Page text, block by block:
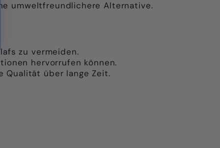
umweltfreundlichere Alternative.
zu vermeiden.
hervorrufen können.
Qualität über lange Zeit.